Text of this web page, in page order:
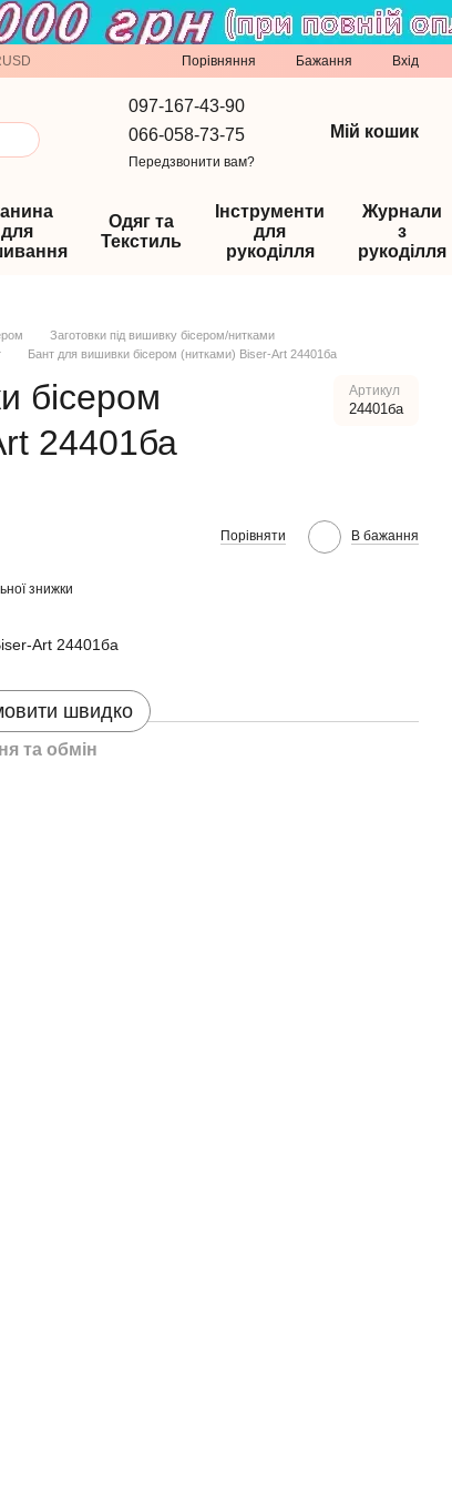
USD Порівняння Бажання Вхід
097-167-43-90
066-058-73-75
Передзвонити вам?
Мій кошик
для
Одяг та
Текстиль
Інструменти
для
рукоділля
Журнали
з
рукоділля
Заготовки під вишивку бісером/нитками
Бант для вишивки бісером (нитками) Biser-Art 24401ба
бісером
24401ба
Артикул
24401ба
Порівняти В бажання
знижки
Art 24401ба
швидко
та обмін